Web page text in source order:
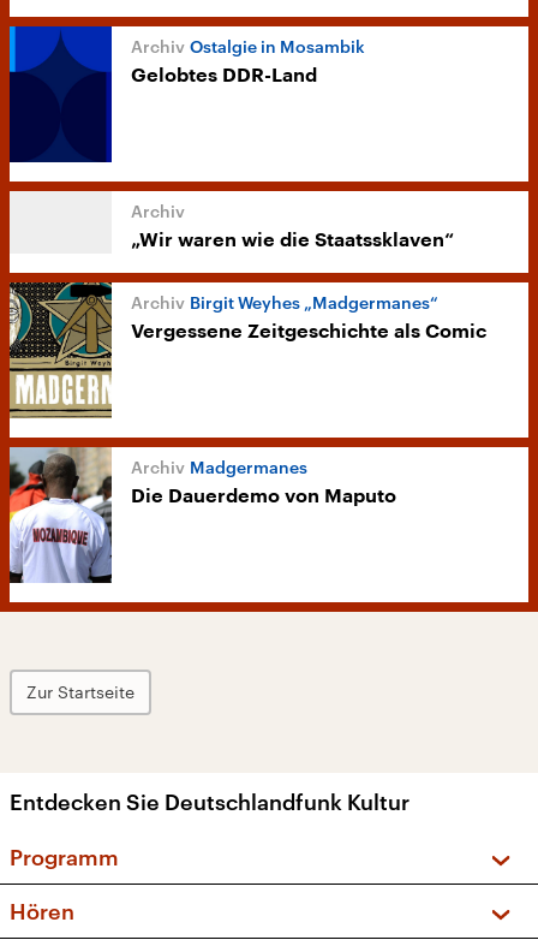
Ostalgie in Mosambik
Gelobtes DDR-Land
„Wir waren wie die Staatssklaven“
Birgit Weyhes „Madgermanes“
Vergessene Zeitgeschichte als Comic
Madgermanes
Die Dauerdemo von Maputo
Zur Startseite
Entdecken Sie Deutschlandfunk Kultur
Programm
Hören